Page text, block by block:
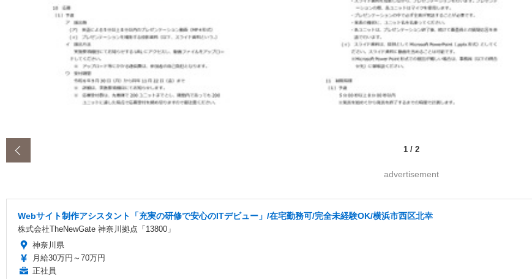
1 / 2
advertisement
Webサイト制作アシスタント「充実の研修で安心のITデビュー」/在宅勤務可/完全未経験OK/横浜市西区北幸
株式会社TheNewGate 神奈川拠点「13800」
神奈川県
月給30万円～70万円
正社員